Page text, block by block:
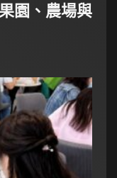
園、農場與